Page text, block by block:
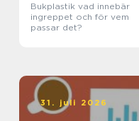
Bukplastik vad innebär
ingreppet och för vem
passar det?
31. juli 2026